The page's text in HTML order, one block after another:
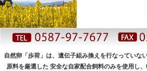
自然卵「歩荷」は、遺伝子組み換えを行なっていな
原料を厳選した 安全な自家配合飼料のみを使用し